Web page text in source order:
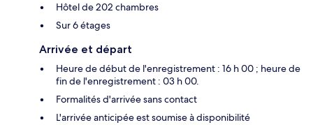
Hôtel de 202 chambres
Sur 6 étages
Arrivée et départ
Heure de début de l'enregistrement : 16 h 00 ; heure de
fin de l'enregistrement : 03 h 00.
Formalités d'arrivée sans contact
L'arrivée anticipée est soumise à disponibilité